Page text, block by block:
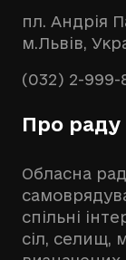
пл. Андрія
м.Львів,
(032) 2-999-
Про раду
Обласна
спільні
сіл, селищ,